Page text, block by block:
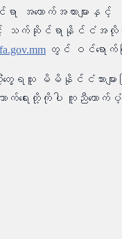
ောက်အထားများနှင့်
င့် သက်ဆိုင်ရာနိုင်ငံအလိုက်
တွင် ဝင်ရော
သူ မိမိနိုင်ငံသားများဖ
က်ရေးတို့ကိုပါ ကူညီထောက်